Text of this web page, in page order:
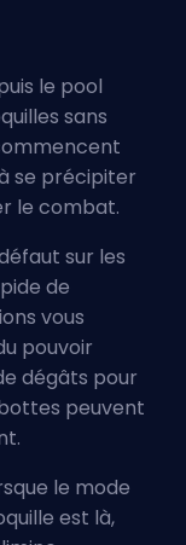
le pool
sans
se précipiter
le combat.
sur les
de
vous
pouvoir
dégâts pour
peuvent
le mode
est là,